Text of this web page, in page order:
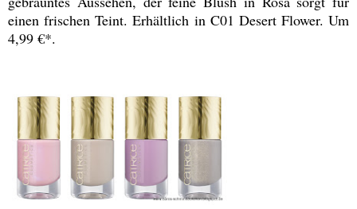
einen frischen Teint. Erhältlich in C01 Desert Flower. Um
4,99 €*.